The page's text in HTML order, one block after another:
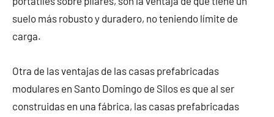
suelo más robusto y duradero, no teniendo límite de
carga.
Otra de las ventajas de las casas prefabricadas
modulares en Santo Domingo de Silos es que al ser
construidas en una fábrica, las casas prefabricadas